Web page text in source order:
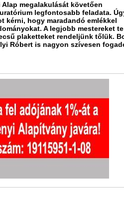
Alap megalakulását követően
legfontosabb feladata.
kérni, hogy maradandó emlékkel
A legjobb mestereket
plaketteket rendeljünk tőlük.
Róbert is nagyon szívesen